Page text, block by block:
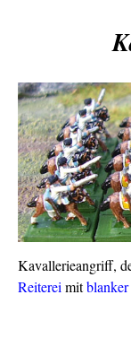
Kavallerieangriff,
Reiterei mit